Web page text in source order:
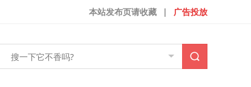
广告投放
|
本站发布页请收藏